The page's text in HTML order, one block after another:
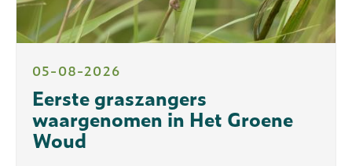
05-08-2026
Eerste graszangers
waargenomen in Het Groene
Woud